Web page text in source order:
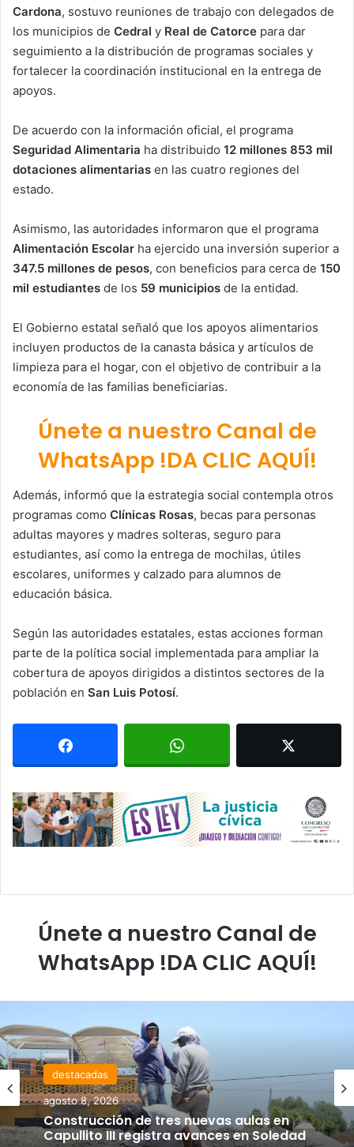
Cardona, sostuvo reuniones de trabajo con delegados de
los municipios de Cedral y Real de Catorce para dar
seguimiento a la distribución de programas sociales y
fortalecer la coordinación institucional en la entrega de
apoyos.
De acuerdo con la información oficial, el programa
Seguridad Alimentaria ha distribuido 12 millones 853 mil
dotaciones alimentarias en las cuatro regiones del
estado.
Asimismo, las autoridades informaron que el programa
Alimentación Escolar ha ejercido una inversión superior a
347.5 millones de pesos, con beneficios para cerca de 150
mil estudiantes de los 59 municipios de la entidad.
El Gobierno estatal señaló que los apoyos alimentarios
incluyen productos de la canasta básica y artículos de
limpieza para el hogar, con el objetivo de contribuir a la
economía de las familias beneficiarias.
Únete a nuestro Canal de
WhatsApp !DA CLIC AQUÍ!
Además, informó que la estrategia social contempla otros
programas como Clínicas Rosas, becas para personas
adultas mayores y madres solteras, seguro para
estudiantes, así como la entrega de mochilas, útiles
escolares, uniformes y calzado para alumnos de
educación básica.
Según las autoridades estatales, estas acciones forman
parte de la política social implementada para ampliar la
cobertura de apoyos dirigidos a distintos sectores de la
población en San Luis Potosí.
Únete a nuestro Canal de
WhatsApp !DA CLIC AQUÍ!
destacadas
agosto 8, 2026
Construcción de tres nuevas aulas en
Capullito III registra avances en Soledad